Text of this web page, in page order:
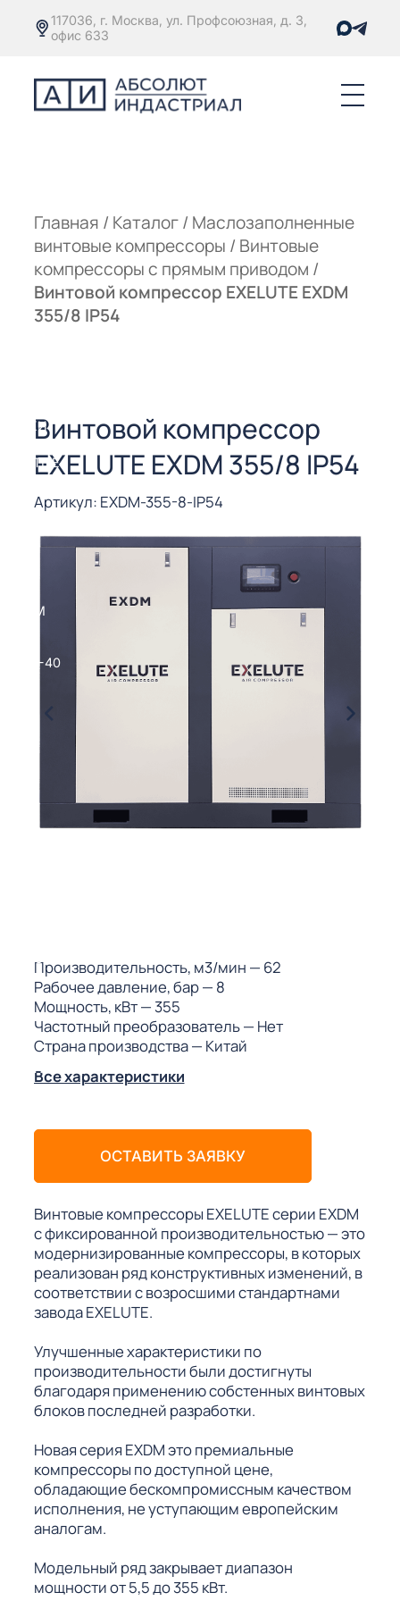
117036, г. Москва, ул. Профсоюзная, д. 3,
офис 633
Главная / Каталог/ Маслозаполненные
винтовые компрессоры / Винтовые
компрессоры с прямым приводом /
Винтовой компрессор EXELUTE EXDM
355/8 IP54
Винтовой компрессор
EXELUTE EXDM 355/8 IP54
Артикул: EXDM-355-8-IP54
Производительность, м3/мин — 62
Рабочее давление, бар— 8
Мощность, кВт— 355
Частотный преобразователь— Нет
Страна производства— Китай
Все характеристики
ОСТАВИТЬ ЗАЯВКУ
Винтовые компрессоры EXELUTE серии EXDM
с фиксированной производительностью — это
модернизированные компрессоры, в которых
реализован ряд конструктивных изменений, в
соответствии с возросшими стандартнами
завода EXELUTE.
Улучшенные характеристики по
производительности были достигнуты
благодаря применению собстенных винтовых
блоков последней разработки.
Новая серия EXDM это премиальные
компрессоры по доступной цене,
обладающие бескомпромиссным качеством
исполнения, не уступающим европейским
аналогам.
Модельный ряд закрывает диапазон
мощности от 5,5 до 355 кВт.
РЕЗКИ
(3-40
АИ